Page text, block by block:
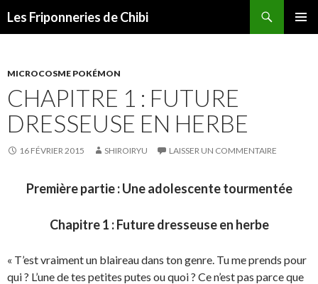
Les Friponneries de Chibi
MICROCOSME POKÉMON
CHAPITRE 1 : FUTURE
DRESSEUSE EN HERBE
16 FÉVRIER 2015 SHIROIRYU LAISSER UN COMMENTAIRE
Première partie : Une adolescente tourmentée
Chapitre 1 : Future dresseuse en herbe
« T’est vraiment un blaireau dans ton genre. Tu me prends pour
qui ? L’une de tes petites putes ou quoi ? Ce n’est pas parce que